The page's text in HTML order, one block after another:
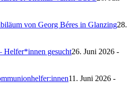
von Georg Béres in Glanzing28.
Helfer*innen gesucht26. Juni 2026 -
11. Juni 2026 -